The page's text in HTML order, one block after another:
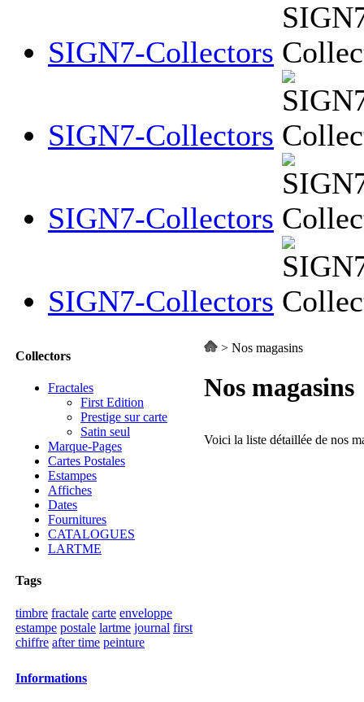
SIGN7-Collectors
SIGN7-Collectors
SIGN7-Collectors
SIGN7-Collectors
Collectors
Fractales
First Edition
Prestige sur carte
Satin seul
Marque-Pages
Cartes Postales
Estampes
Affiches
Dates
Fournitures
CATALOGUES
LARTME
Tags
timbre fractale carte enveloppe
estampe postale lartme journal first
chiffre after time peinture
Informations
> Nos magasins
Nos magasins
Voici la liste détaillée de nos